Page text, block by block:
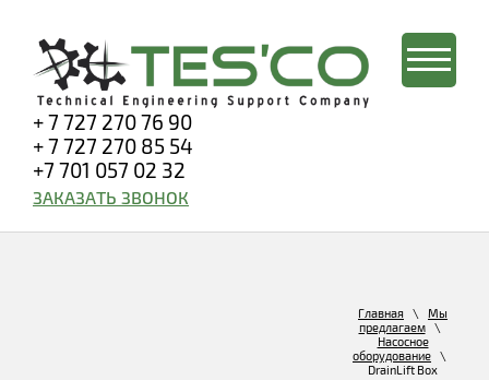
+ 7 727 270 76 90
+ 7 727 270 85 54
+7 701 057 02 32
ЗАКАЗАТЬ ЗВОНОК
Главная \ Мы
предлагаем\
Насосное
оборудование \
DrainLift Box